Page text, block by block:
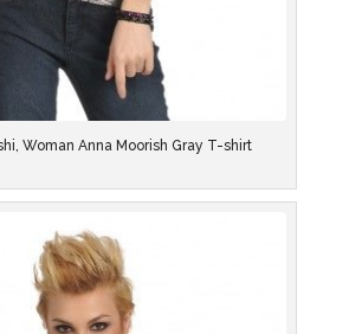
Woman Anna Moorish Gray T-shirt